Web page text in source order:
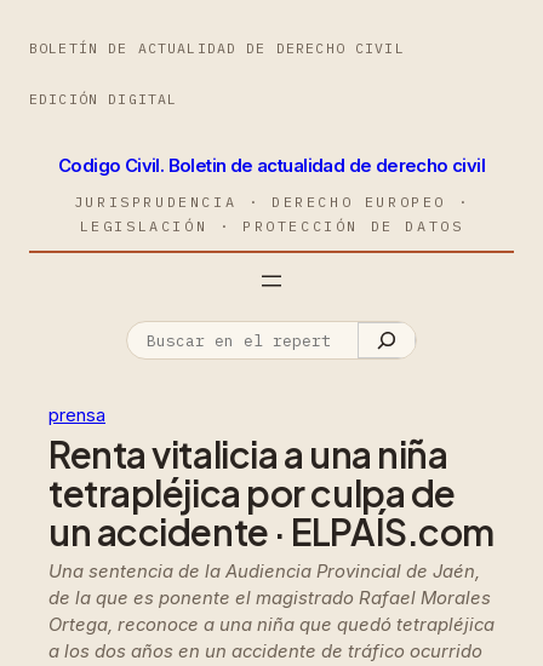
BOLETÍN DE ACTUALIDAD DE DERECHO CIVIL
EDICIÓN DIGITAL
Codigo Civil. Boletin de actualidad de derecho civil
JURISPRUDENCIA · DERECHO EUROPEO ·
LEGISLACIÓN · PROTECCIÓN DE DATOS
prensa
Renta vitalicia a una niña
tetrapléjica por culpa de
un accidente · ELPAÍS.com
Una sentencia de la Audiencia Provincial de Jaén,
de la que es ponente el magistrado Rafael Morales
Ortega, reconoce a una niña que quedó tetrapléjica
a los dos años en un accidente de tráfico ocurrido